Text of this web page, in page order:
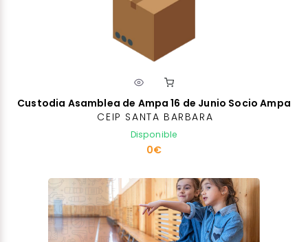
Custodia Asamblea de Ampa 16 de Junio Socio Ampa
CEIP SANTA BARBARA
Disponible
0€